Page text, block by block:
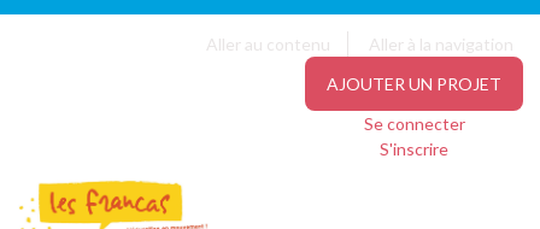
Aller au contenu
Aller à la navigation
AJOUTER UN PROJET
Se connecter
S'inscrire
Panneau de gestion des cookies